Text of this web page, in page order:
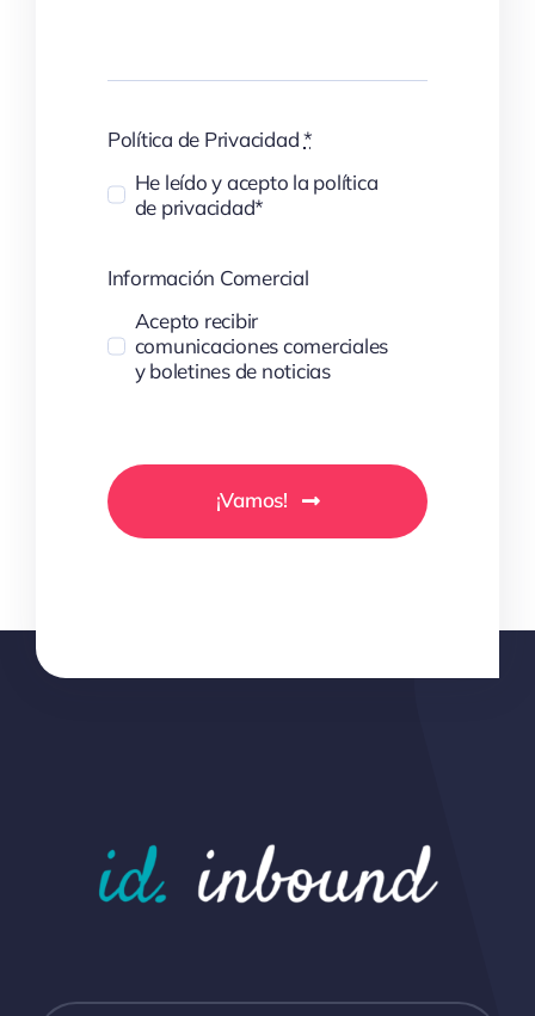
Política de Privacidad*
He leído y acepto la política
de privacidad*
Información Comercial
Acepto recibir
comunicaciones comerciales
y boletines de noticias
¡Vamos!